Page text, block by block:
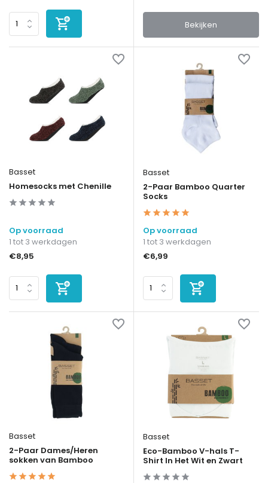
Bekijken
Basset
Homesocks met Chenille
Op voorraad
1 tot 3 werkdagen
€8,95
Basset
2-Paar Bamboo Quarter
Socks
Op voorraad
1 tot 3 werkdagen
€6,99
Basset
2-Paar Dames/Heren
sokken van Bamboo
Basset
Eco-Bamboo V-hals T-
Shirt In Het Wit en Zwart